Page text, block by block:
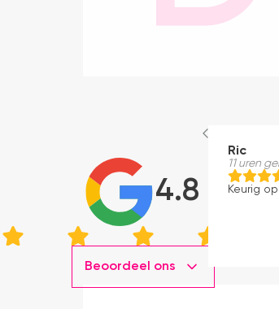
4.8
Beoordeel ons
Ric
11 uren
Keurig